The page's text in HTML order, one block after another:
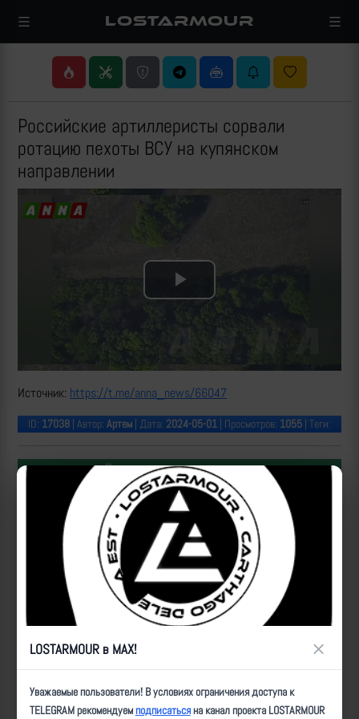
LOSTARMOUR
Российские артиллеристы сорвали
ротацию пехоты ВСУ на купянском
направлении
Play
Video
Источник: https://t.me/anna_news/66047
ID: 17038 | Автор: Артем | Дата: 2024-05-01 | Просмотров: 1055 | Теги:
Популярные за сегодня видео
Уничтожение БпЛА ВСУ расчетами ПВО 50-й отдельной
бригады «Варяг» над трассой Новороссия #28
LOSTARMOUR в MAX! ×
Уважаемые пользователи! В условиях ограничения доступа к
TELEGRAM рекомендуемподписатьсяна канал проекта LOSTARMOUR